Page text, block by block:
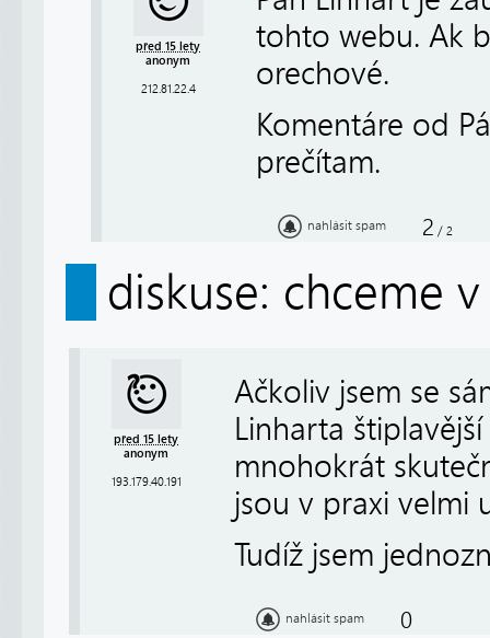
před 15 lety
anonym
212.81.22.4
tohto webu. Ak
orechové.
Komentáre od
prečítam.
nahlásit spam 2 / 2
diskuse: chceme
před 15 lety
anonym
193.179.40.191
Ačkoliv jsem se
Linharta
mnohokrát
jsou v praxi velmi
Tudíž jsem
nahlásit spam 0